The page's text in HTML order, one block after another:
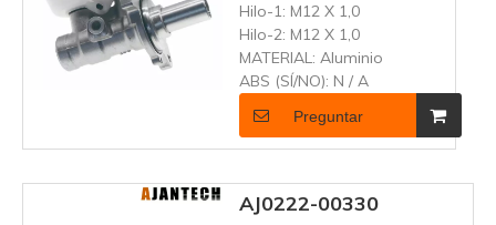
Hilo-1: M12 X 1,0
Hilo-2: M12 X 1,0
MATERIAL: Aluminio
ABS (SÍ/NO): N / A
Preguntar
AJ0222-00330